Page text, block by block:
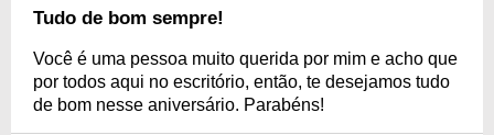
Tudo de bom sempre!
Você é uma pessoa muito querida por mim e acho que
por todos aqui no escritório, então, te desejamos tudo
de bom nesse aniversário. Parabéns!